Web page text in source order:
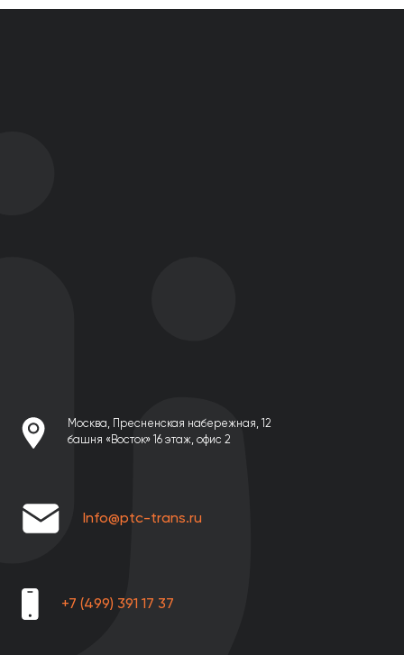
Москва, Пресненская набережная, 12
башня «Восток» 16 этаж, офис 2
Info@ptc-trans.ru
+7 (499) 391 17 37